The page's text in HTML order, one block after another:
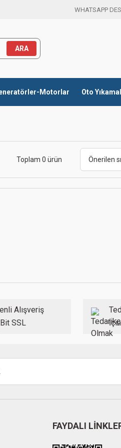
WHATSAPP
ARA
Motorlar Oto
Toplam 0 ürün
Alışveriş
SSL
FAYDALI